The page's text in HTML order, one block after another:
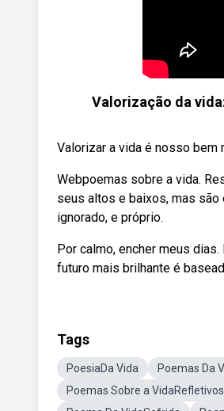
Valorização da
Valorizar a vida é nosso
Webpoemas sobre a vida.
seus altos e baixos, mas são
ignorado, e próprio.
Por calmo, encher meus
futuro mais brilhante é
Tags
PoesiaDa Vida Poemas Da
Poemas Sobre a VidaRefletivos